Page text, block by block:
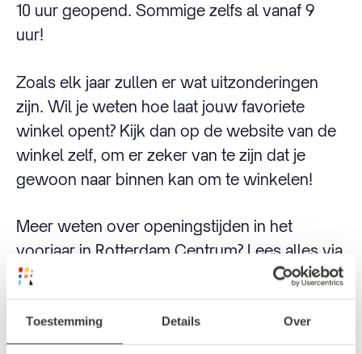
Toestemming Details Over
10 uur geopend. Sommige zelfs al vanaf 9
uur!
Zoals elk jaar zullen er wat uitzonderingen
zijn. Wil je weten hoe laat jouw favoriete
winkel opent? Kijk dan op de website van de
winkel zelf, om er zeker van te zijn dat je
gewoon naar binnen kan om te winkelen!
Meer weten over openingstijden in het
voorjaar in Rotterdam Centrum? Lees alles via
onderstaande button.
Openingstijden in Rotterdam Centrum